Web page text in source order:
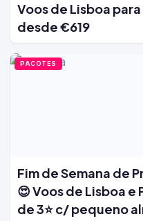
Voos de Lisboa
desde €619
PACOTES
Fim de Semana de
😍 Voos de Lisboa
de 3⭐ c/ pequeno